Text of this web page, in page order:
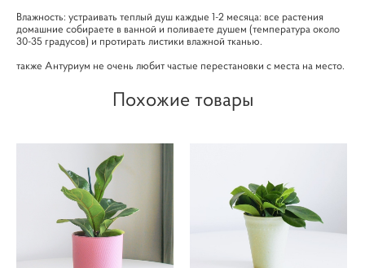
Влажность: устраивать теплый душ каждые 1-2 месяца: все растения
домашние собираете в ванной и поливаете душем (температура около
30-35 градусов) и протирать листики влажной тканью.
также Антуриум не очень любит частые перестановки с места на место.
Похожие товары